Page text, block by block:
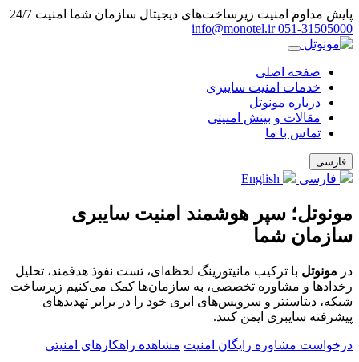
پایش مداوم امنیت زیرساخت‌های دیجیتال سازمان شما امنیت 24/7
info@monotel.ir 051‑31505000
صفحه اصلی
خدمات امنیت سایبری
درباره مونوتل
مقالات و بینش امنیتی
تماس با ما
فارسی
فارسی
مونوتل؛ سپر هوشمند امنیت سایبری
سازمان شما
در مونوتل با ترکیب مانیتورینگ لحظه‌ای، تست نفوذ هدفمند، تحلیل
رخدادها و مشاوره تخصصی، به سازمان‌ها کمک می‌کنیم زیرساخت
شبکه، دیتاسنتر و سرویس‌های ابری خود را در برابر تهدیدهای
پیشرفته سایبری ایمن کنند.
درخواست مشاوره رایگان امنیت مشاهده راهکارهای امنیتی